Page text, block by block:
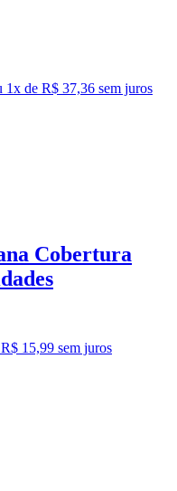
1x de R$ 37,36 sem juros
Cobertura
R$ 15,99 sem juros